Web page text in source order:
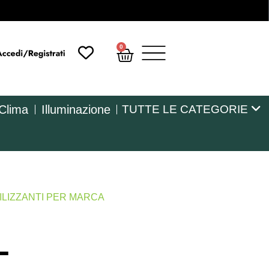
0
Illuminazione TUTTE LE CATEGORIE
PER MARCA